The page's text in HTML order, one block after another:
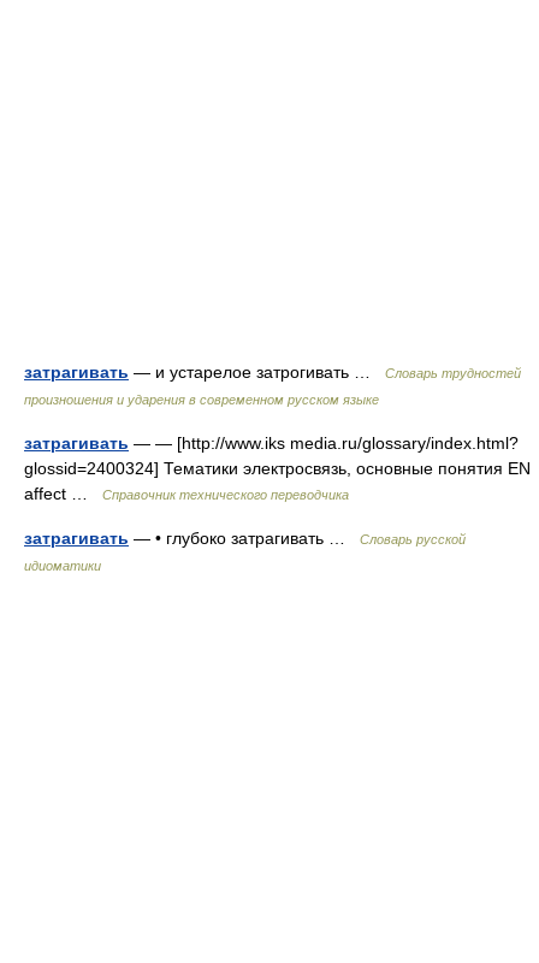
затрагивать — и устарелое затрогивать …
Словарь трудностей
произношения и ударения в современном русском языке
затрагивать — — [http://www.iks media.ru/glossary/index.html?
glossid=2400324] Тематики электросвязь, основные понятия EN
affect …
Справочник технического переводчика
затрагивать — • глубоко затрагивать …
Словарь русской
идиоматики